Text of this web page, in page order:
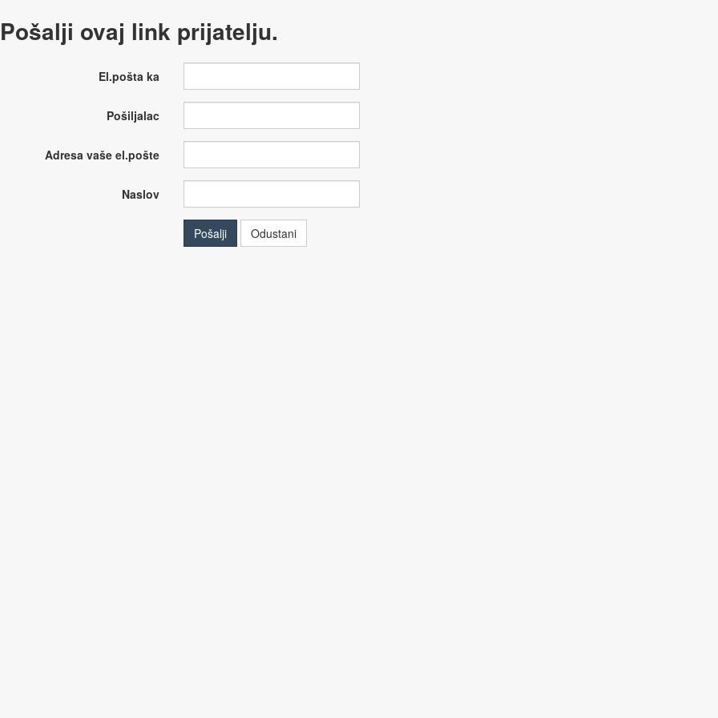
Pošalji ovaj link prijatelju.
El.pošta ka
Pošiljalac
Adresa vaše el.pošte
Naslov
Pošalji Odustani